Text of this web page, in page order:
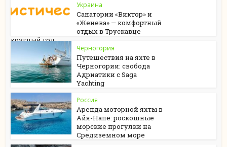
Украина
Санатории «Виктор» и
«Женева» — комфортный
отдых в Трускавце
круглый год
Черногория
Путешествия на яхте в
Черногории: свобода
Адриатики с Saga
Yachting
Россия
Аренда моторной яхты в
Айя-Напе: роскошные
морские прогулки на
Средиземном море